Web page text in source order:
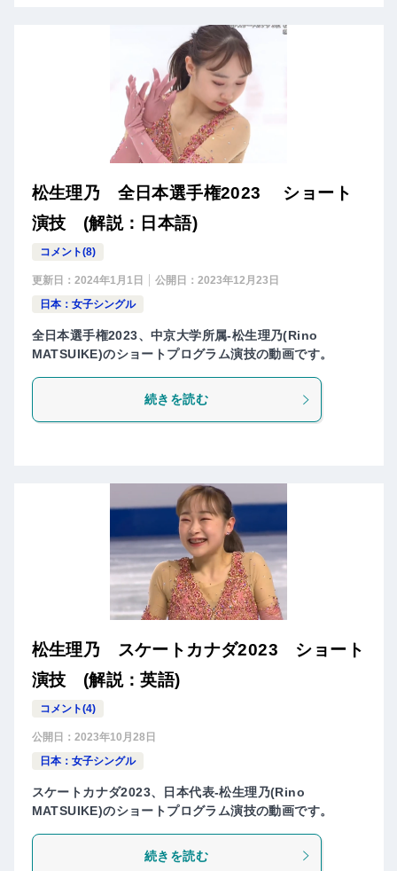
松生理乃 全日本選手権2023 ショート
演技 (解説：日本語)
コメント(8)
更新日： 2024年1月1日 公開日： 2023年12月23日
日本：女子シングル
全日本選手権2023、中京大学所属-松生理乃(Rino
MATSUIKE)のショートプログラム演技の動画です。
続きを読む
松生理乃 スケートカナダ2023 ショート
演技 (解説：英語)
コメント(4)
公開日： 2023年10月28日
日本：女子シングル
スケートカナダ2023、日本代表-松生理乃(Rino
MATSUIKE)のショートプログラム演技の動画です。
続きを読む